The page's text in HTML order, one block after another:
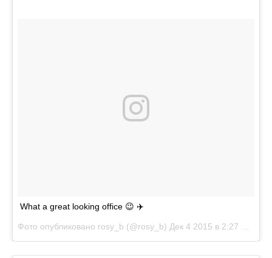
What a great looking office 😉 ✈️
Фото опубликовано rosy_b (@rosy_b) Дек 4 2015 в 2:27 PST